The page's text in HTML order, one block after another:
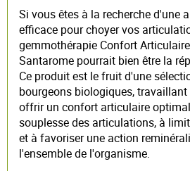
Si vous êtes à la recherche d'une
efficace pour choyer vos
gemmothérapie Confort
Santarome pourrait bien être la
Ce produit est le fruit d'une
bourgeons biologiques,
offrir un confort articulaire
souplesse des articulations, à
et à favoriser une action
l'ensemble de l'organisme.